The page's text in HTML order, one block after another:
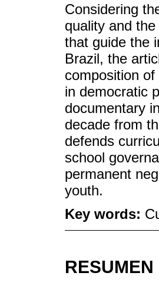
Considering
quality and
that guide the
Brazil, the
composition
in democratic
documentary
decade from
defends
school
permanent
youth.
Key words:
RESUMEN